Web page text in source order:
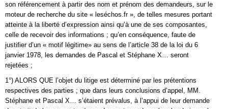
son référencement à partir des nom et prénom des demandeurs, sur le
moteur de recherche du site « leséchos.fr », de telles mesures portant
atteinte à la liberté d’expression ainsi qu’à une de ses composantes,
celle de recevoir des informations ; qu’en conséquence, faute de
justifier d’un « motif légitime» au sens de l’article 38 de la loi du 6
janvier 1978, les demandes de Pascal et Stéphane X… seront
rejetées ;
1°) ALORS QUE l’objet du litige est déterminé par les prétentions
respectives des parties ; que dans leurs conclusions d’appel, MM.
Stéphane et Pascal X… s’étaient prévalus, à l’appui de leur demande